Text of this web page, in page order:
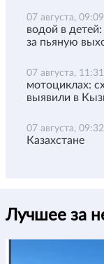
07 августа, 09:09
водой в
за пьяную
07 августа, 11:31
мотоциклах:
выявили в
07 августа, 09:32
Казахстане
Лучшее за